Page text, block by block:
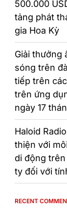
500.000
tảng phát
gia Hoa Kỳ
Giải thưởng
sóng trên
tiếp trên
trên ứng
ngày 17
Haloid
thiện với
di động
ty đối với
RECENT